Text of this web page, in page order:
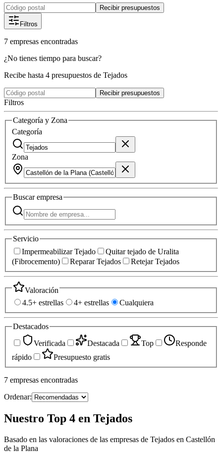
Recibir presupuestos
Filtros
7 empresas encontradas
¿No tienes tiempo para buscar?
Recibe hasta 4 presupuestos de Tejados
Recibir presupuestos
Filtros
Categoría y Zona
Categoría
Zona
Buscarempresa
Servicio
Impermeabilizar Tejado
Quitar tejado de Uralita
(Fibrocemento)
Reparar Tejados Retejar Tejados
Valoración
4.5+ estrellas
4+ estrellas Cualquiera
Destacados
Verificada
Destacada Top
Responde
rápido
Presupuesto gratis
7 empresas encontradas
Ordenar:
Nuestro Top 4 en Tejados
Basado en las valoraciones de las empresas de Tejados en Castellón
de la Plana